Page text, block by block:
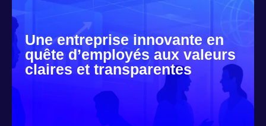
Une entreprise innovante en
quête d’employés aux valeurs
claires et transparentes